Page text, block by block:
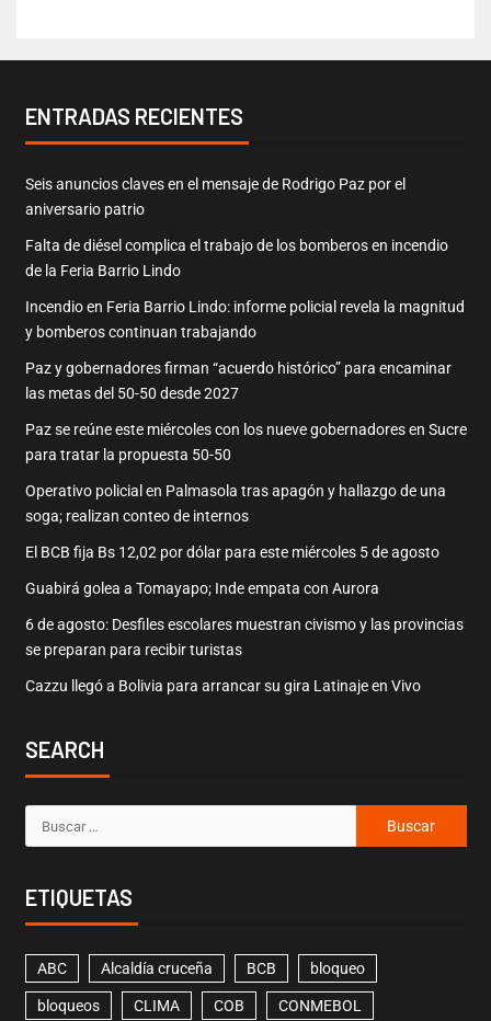
ENTRADAS RECIENTES
Seis anuncios claves en el mensaje de Rodrigo Paz por el
aniversario patrio
Falta de diésel complica el trabajo de los bomberos en incendio
de la Feria Barrio Lindo
Incendio en Feria Barrio Lindo: informe policial revela la magnitud
y bomberos continuan trabajando
Paz y gobernadores firman “acuerdo histórico” para encaminar
las metas del 50-50 desde 2027
Paz se reúne este miércoles con los nueve gobernadores en Sucre
para tratar la propuesta 50-50
Operativo policial en Palmasola tras apagón y hallazgo de una
soga; realizan conteo de internos
El BCB fija Bs 12,02 por dólar para este miércoles 5 de agosto
Guabirá golea a Tomayapo; Inde empata con Aurora
6 de agosto: Desfiles escolares muestran civismo y las provincias
se preparan para recibir turistas
Cazzu llegó a Bolivia para arrancar su gira Latinaje en Vivo
SEARCH
ETIQUETAS
ABC Alcaldía cruceña BCB bloqueo
bloqueos CLIMA COB CONMEBOL